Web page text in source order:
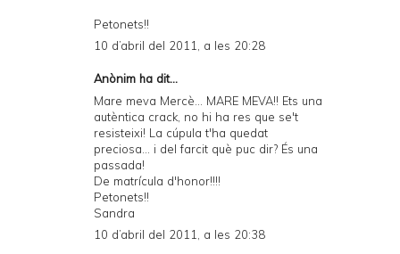
Petonets!!
10 d’abril del 2011, a les 20:28
Anònim ha dit...
Mare meva Mercè... MARE MEVA!! Ets una
autèntica crack, no hi ha res que se't
resisteixi! La cúpula t'ha quedat
preciosa... i del farcit què puc dir? És una
passada!
De matrícula d'honor!!!!
Petonets!!
Sandra
10 d’abril del 2011, a les 20:38